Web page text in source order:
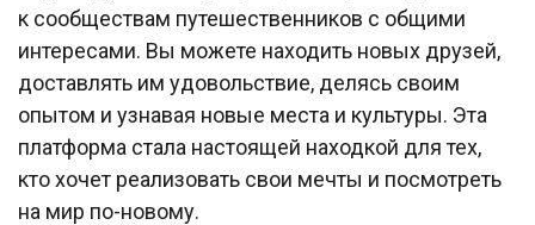
к сообществам путешественников с общими
интересами. Вы можете находить новых друзей,
доставлять им удовольствие, делясь своим
опытом и узнавая новые места и культуры. Эта
платформа стала настоящей находкой для тех,
кто хочет реализовать свои мечты и посмотреть
на мир по-новому.